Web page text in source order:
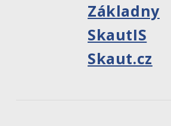
Základny
SkautIS
Skaut.cz